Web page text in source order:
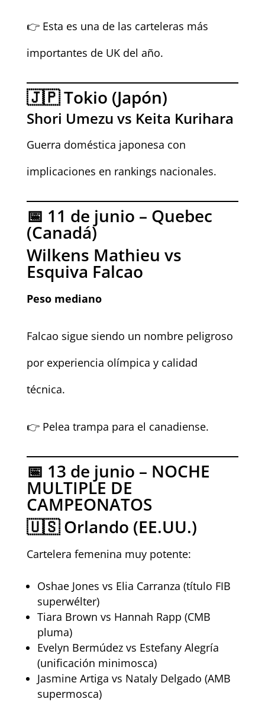
👉 Esta es una de las carteleras más
importantes de UK del año.
🇯🇵 Tokio (Japón)
Shori Umezu vs Keita Kurihara
Guerra doméstica japonesa con
implicaciones en rankings nacionales.
📅 11 de junio – Quebec
(Canadá)
Wilkens Mathieu vs
Esquiva Falcao
Peso mediano
Falcao sigue siendo un nombre peligroso
por experiencia olímpica y calidad
técnica.
👉 Pelea trampa para el canadiense.
📅 13 de junio – NOCHE
MULTIPLE DE
CAMPEONATOS
🇺🇸 Orlando (EE.UU.)
Cartelera femenina muy potente:
Oshae Jones vs Elia Carranza (título FIB
superwélter)
Tiara Brown vs Hannah Rapp (CMB
pluma)
Evelyn Bermúdez vs Estefany Alegría
(unificación minimosca)
Jasmine Artiga vs Nataly Delgado (AMB
supermosca)